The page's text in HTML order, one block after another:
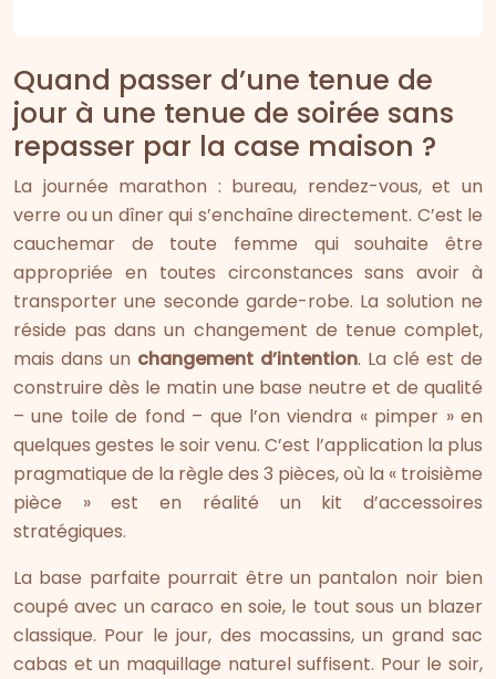
Quand passer d’une tenue de
jour à une tenue de soirée sans
repasser par la case maison ?
La journée marathon : bureau, rendez-vous, et un
verre ou un dîner qui s’enchaîne directement. C’est le
cauchemar de toute femme qui souhaite être
appropriée en toutes circonstances sans avoir à
transporter une seconde garde-robe. La solution ne
réside pas dans un changement de tenue complet,
mais dans un changement d’intention. La clé est de
construire dès le matin une base neutre et de qualité
– une toile de fond – que l’on viendra « pimper » en
quelques gestes le soir venu. C’est l’application la plus
pragmatique de la règle des 3 pièces, où la « troisième
pièce » est en réalité un kit d’accessoires
stratégiques.
La base parfaite pourrait être un pantalon noir bien
coupé avec un caraco en soie, le tout sous un blazer
classique. Pour le jour, des mocassins, un grand sac
cabas et un maquillage naturel suffisent. Pour le soir,